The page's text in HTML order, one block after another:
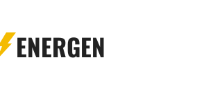
ENERGEN